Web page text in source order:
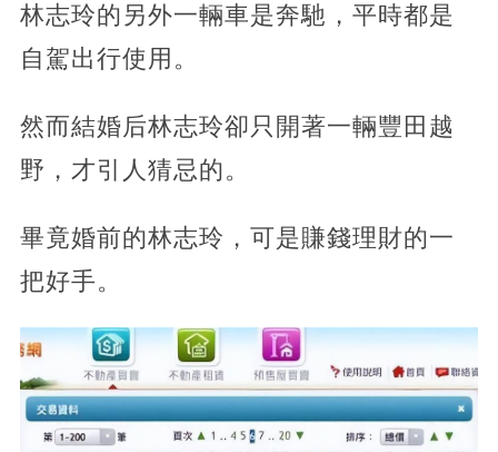
林志玲的另外一輛車是奔馳，平時都是
自駕出行使用。
然而結婚后林志玲卻只開著一輛豐田越
野，才引人猜忌的。
畢竟婚前的林志玲，可是賺錢理財的一
把好手。